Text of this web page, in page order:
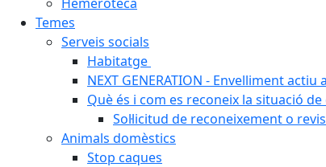
Temes
Serveis socials
Habitatge
NEXT GENERATION - Envelliment actiu
Què és i com es reconeix la situació
Sol·licitud de reconeixement o
Animals domèstics
Stop caques